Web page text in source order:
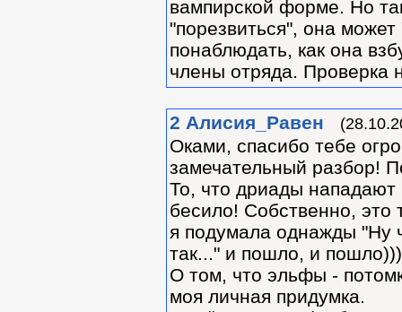
вампирской форме. Но
"порезвиться", она
понаблюдать, как она
члены отряда. Проверка
2 Алиcия_Равен
Оками, спасибо тебе
замечательный разбор!
То, что дриады нападают
бесило! Собственно,
я подумала однажды "Ну
так..." и пошло, и пошло)))
О том, что эльфы -
моя личная придумка.